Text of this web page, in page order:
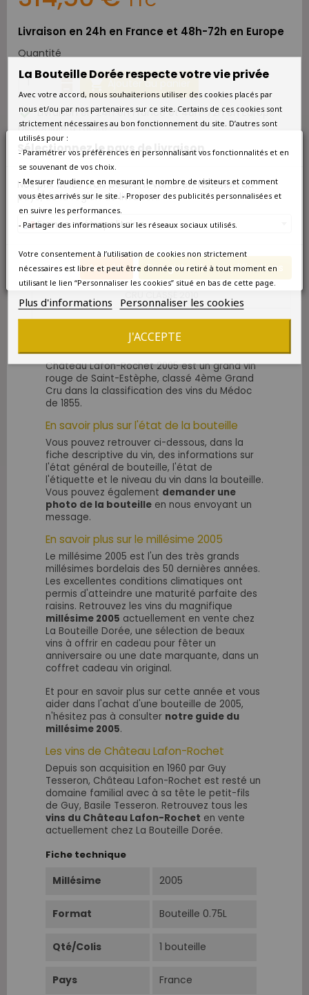
Sélectionnez le pays de livraison
Nos prix et les frais peuvent varier en fonction du
pays/de la région de livraison.
France métropolitaine
Annuler Enregistrer les modifications
Livraison en 24h en France et 48h-72h en Europe
Quantité
Ajouter au panier
Livraison en 24h en France et 48h-72h en Europe -
Disponible à l'unité
CONTENU DU PACK
CHÂTEAU LAFON-ROCHET SAINT-ESTÈPHE 4ÈME
GRAND CRU CLASSÉ 2005
GRAND CRU CLASSÉ DE GRAVES ROUGE 2005
CHÂTEAU LYNCH-MOUSSAS PAUILLAC 5ÈME GRAND
Château Lafon-Rochet 2005 est un grand vin
rouge de Saint-Estèphe, classé 4ème Grand
Cru dans la classification des vins du Médoc
de 1855.
En savoir plus sur l'état de la bouteille
Vous pouvez retrouver ci-dessous, dans la
fiche descriptive du vin, des informations sur
l'état général de bouteille, l'état de
l'étiquette et le niveau du vin dans la bouteille.
Vous pouvez également demander une
photo de la bouteille en nous envoyant un
message.
En savoir plus sur le millésime 2005
Le millésime 2005 est l'un des très grands
millésimes bordelais des 50 dernières années.
Les excellentes conditions climatiques ont
permis d'atteindre une maturité parfaite des
raisins. Retrouvez les vins du magnifique
millésime 2005 actuellement en vente chez
La Bouteille Dorée, une sélection de beaux
vins à offrir en cadeau pour fêter un
anniversaire ou une date marquante, dans un
coffret cadeau vin original.
Et pour en savoir plus sur cette année et vous
aider dans l'achat d'une bouteille de 2005,
n'hésitez pas à consulter notre guide du
millésime 2005.
Les vins de Château Lafon-Rochet
Depuis son acquisition en 1960 par Guy
Tesseron, Château Lafon-Rochet est resté un
domaine familial avec à sa tête le petit-fils
de Guy, Basile Tesseron. Retrouvez tous les
vins du Château Lafon-Rochet en vente
actuellement chez La Bouteille Dorée.
Fiche technique
Millésime 2005
Format Bouteille 0.75L
Qté/Colis 1 bouteille
Pays France
La Bouteille Dorée respecte votre vie privée
Avec votre accord, nous souhaiterions utiliser des cookies placés par
nous et/ou par nos partenaires sur ce site. Certains de ces cookies sont
strictement nécessaires au bon fonctionnement du site. D’autres sont
utilisés pour :
- Paramétrer vos préférences en personnalisant vos fonctionnalités et en
se souvenant de vos choix.
- Mesurer l’audience en mesurant le nombre de visiteurs et comment
vous êtes arrivés sur le site. - Proposer des publicités personnalisées et
en suivre les performances.
- Partager des informations sur les réseaux sociaux utilisés.
Votre consentement à l’utilisation de cookies non strictement
nécessaires est libre et peut être donnée ou retiré à tout moment en
utilisant le lien “Personnaliser les cookies” situé en bas de cette page.
Plus d'informations Personnaliser les cookies
J'ACCEPTE